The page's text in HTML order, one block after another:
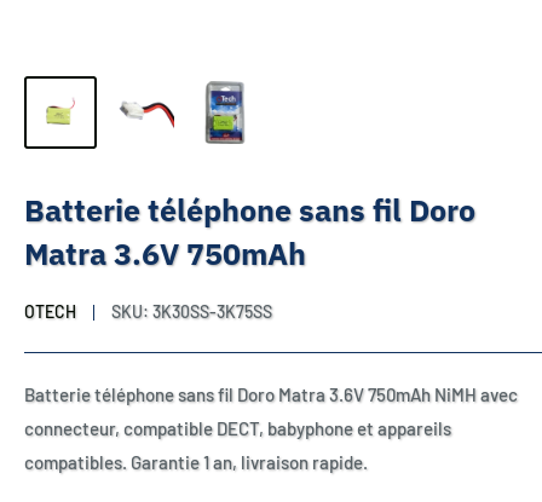
Batterie téléphone sans fil Doro
Matra 3.6V 750mAh
OTECH SKU: 3K30SS-3K75SS
Batterie téléphone sans fil Doro Matra 3.6V 750mAh NiMH avec
connecteur, compatible DECT, babyphone et appareils
compatibles. Garantie 1 an, livraison rapide.